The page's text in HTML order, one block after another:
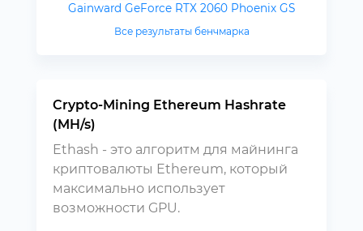
Gainward GeForce RTX 2060 Phoenix GS
Все результаты бенчмарка
Crypto-Mining Ethereum Hashrate
(MH/s)
Ethash - это алгоритм для майнинга
криптовалюты Ethereum, который
максимально использует
возможности GPU.